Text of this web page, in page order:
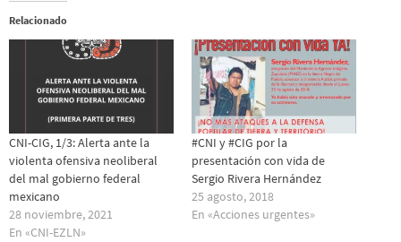
Relacionado
CNI-CIG, 1/3: Alerta ante la
violenta ofensiva neoliberal
del mal gobierno federal
mexicano
28 noviembre, 2021
En «CNI-EZLN»
#CNI y #CIG por la
presentación con vida de
Sergio Rivera Hernández
25 agosto, 2018
En «Acciones urgentes»